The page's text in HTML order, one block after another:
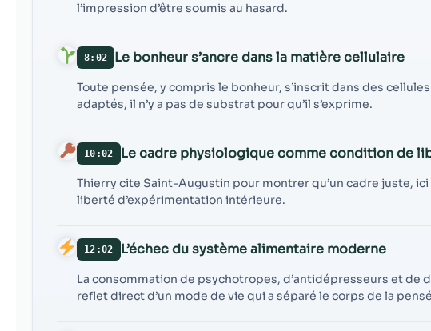
l’impression d’être soumis au hasard.
8:02 Le bonheur s’ancre dans la matière cellulaire
Toute pensée, y compris le bonheur, s’inscrit dans des
adaptés, il n’y a pas de substrat pour qu’il s’exprime.
10:02 Le cadre physiologique comme condition de
Thierry cite Saint-Augustin pour montrer qu’un cadre juste,
liberté d’expérimentation intérieure.
12:02 L’échec du système alimentaire moderne
La consommation de psychotropes, d’antidépresseurs et de
reflet direct d’un mode de vie qui a séparé le corps de la